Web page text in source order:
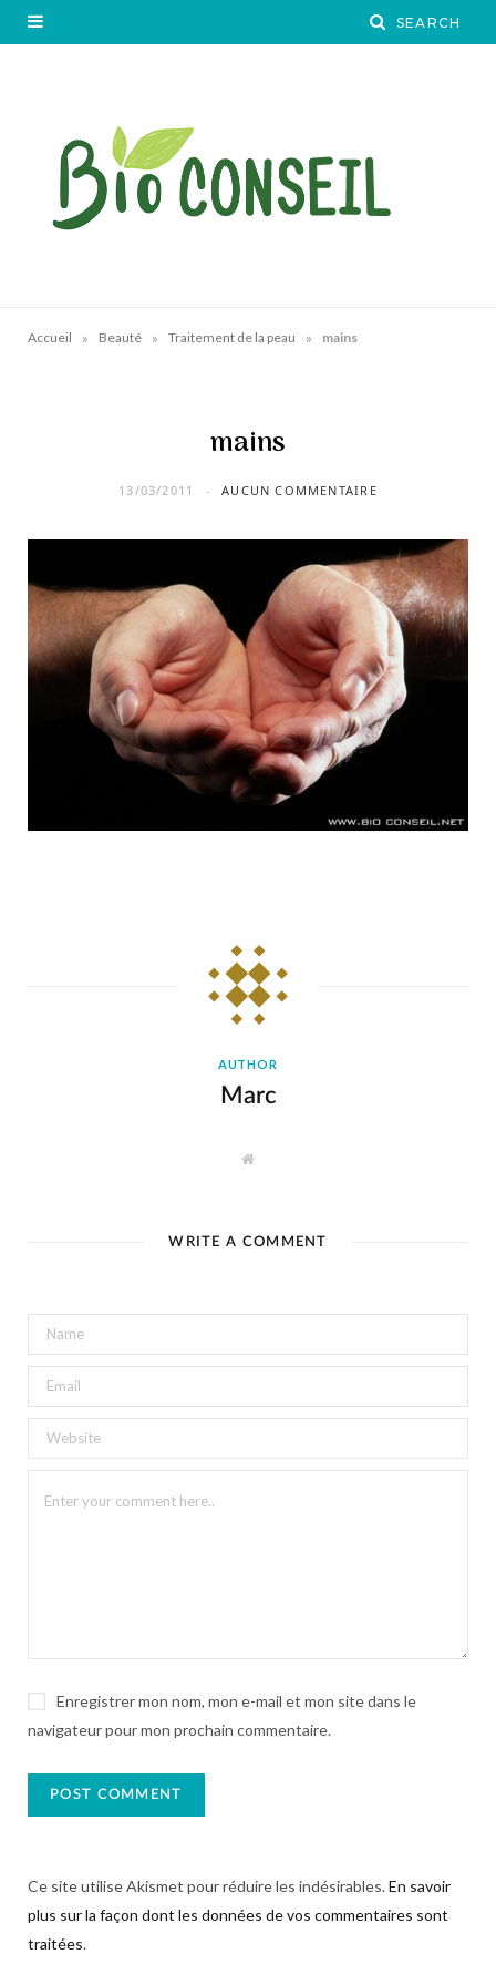
Accueil » Beauté » Traitement de la peau » mains
mains
13/03/2011 AUCUN COMMENTAIRE
AUTHOR
Marc
W
e
WRITE A COMMENT
Enregistrer mon nom, mon e-mail et mon site dans le
navigateur pour mon prochain commentaire.
Ce site utilise Akismet pour réduire les indésirables.En savoir
plus sur la façon dont les données de vos commentaires sont
traitées.